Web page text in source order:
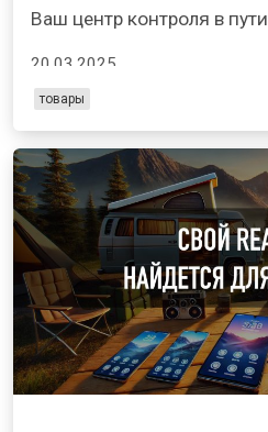
Ваш центр контроля в пути
20.03.2025
товары